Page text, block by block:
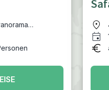
– Privatreservat
–
–
Valley –